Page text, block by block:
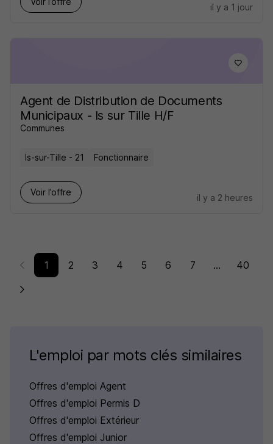
il y a 1 jour
Agent de Distribution de Documents
Municipaux - Is sur Tille H/F
Communes
Is-sur-Tille - 21 Fonctionnaire
Voir l’offre
il y a 2 heures
1 2 3 4 5 6 7 ... 40
L'emploi par mots clés similaires
Offres d'emploi Agent
Offres d'emploi Permis D
Offres d'emploi Extérieur
Offres d'emploi Junior